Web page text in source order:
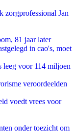
zorgprofessional Jan
81 jaar later
in cao's, moet
leeg voor 114 miljoen
veroordeelden
voedt vrees voor
onder toezicht om